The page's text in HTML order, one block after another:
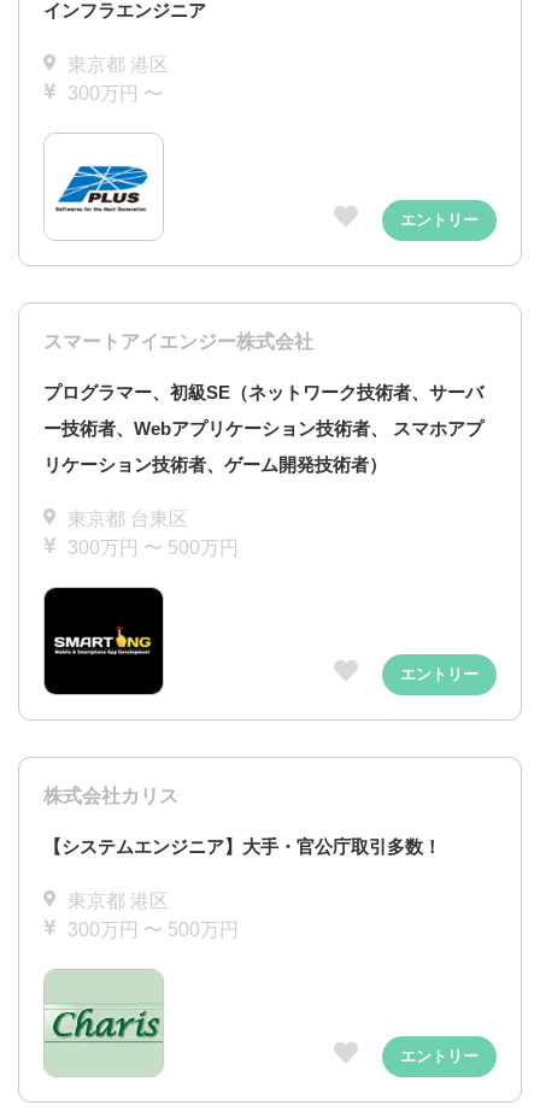
インフラエンジニア
東京都 港区
300万円 〜
エントリー
スマートアイエンジー株式会社
プログラマー、初級SE（ネットワーク技術者、サーバ
ー技術者、Webアプリケーション技術者、 スマホアプ
リケーション技術者、ゲーム開発技術者）
東京都 台東区
300万円 〜 500万円
エントリー
株式会社カリス
【システムエンジニア】大手・官公庁取引多数！
東京都 港区
300万円 〜 500万円
エントリー